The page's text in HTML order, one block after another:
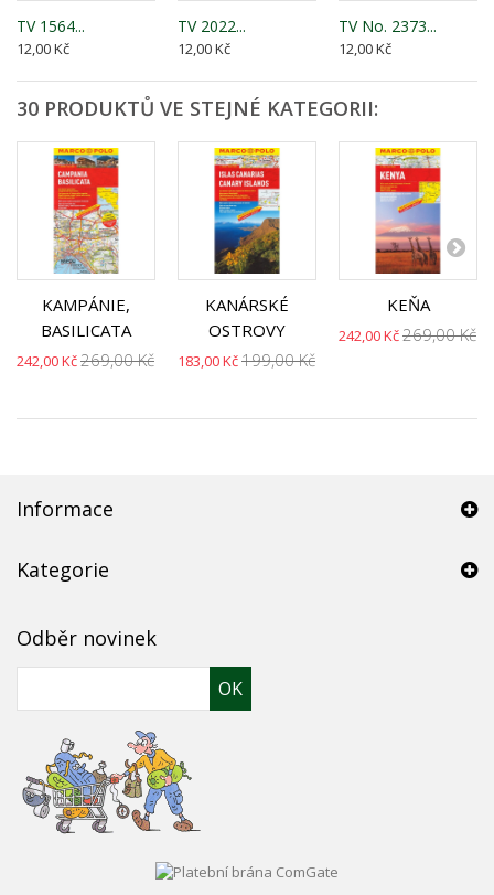
TV 1564...
12,00 Kč
TV 2022...
12,00 Kč
TV No. 2373...
12,00 Kč
30 PRODUKTŮ VE STEJNÉ KATEGORII:
KAMPÁNIE,
BASILICATA
242,00 Kč269,00 Kč
KANÁRSKÉ
OSTROVY
183,00 Kč199,00 Kč
KEŇA
242,00 Kč269,00 Kč
Informace
Kategorie
Odběr novinek
OK